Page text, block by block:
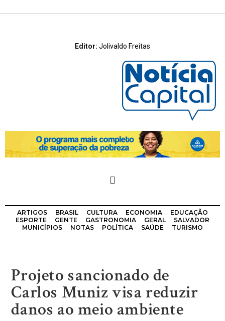
Editor: Jolivaldo Freitas
ARTIGOS BRASIL CULTURA ECONOMIA
EDUCAÇÃO
ESPORTE
GENTE GASTRONOMIA GERAL
SALVADOR
MUNICÍPIOS
NOTAS POLÍTICA SAÚDE TURISMO
Projeto sancionado de
Carlos Muniz visa reduzir
danos ao meio ambiente